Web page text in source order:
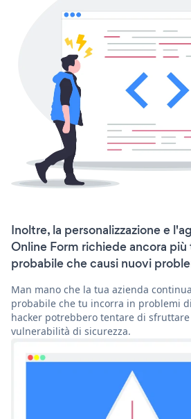
Inoltre, la personalizzazione e
Online Form richiede ancora
probabile che causi nuovi
Man mano che la tua azienda
probabile che tu incorra in problemi
hacker potrebbero tentare di
vulnerabilità di sicurezza.